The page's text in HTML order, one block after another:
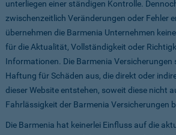
unterliegen einer ständigen Kontrolle.
zwischenzeitlich Veränderungen oder Fehler
übernehmen die Barmenia Unternehmen
für die Aktualität, Vollständigkeit oder
Informationen. Die Barmenia Versicherungen
Haftung für Schäden aus, die direkt oder
dieser Website entstehen, soweit diese nicht
Fahrlässigkeit der Barmenia Versicherungen
Die Barmenia hat keinerlei Einfluss auf die